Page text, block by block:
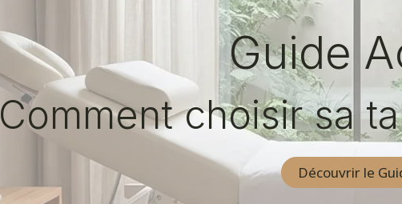
Guide
Comment choisir sa
Découvrir le